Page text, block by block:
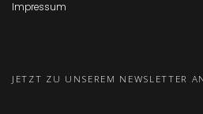
Impressum
JETZT ZU UNSEREM NEWSLETTER